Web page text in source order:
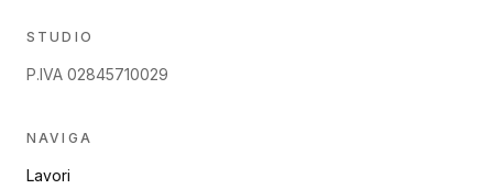
STUDIO
P.IVA 02845710029
NAVIGA
Lavori